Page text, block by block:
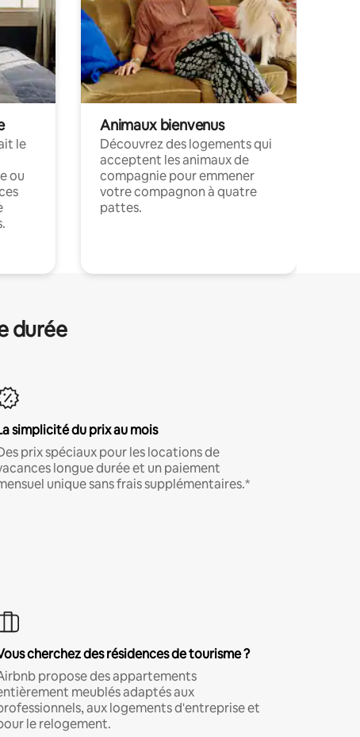
le
ou
Animaux bienvenus
Découvrez des logements qui
acceptent les animaux de
compagnie pour emmener
votre compagnon à quatre
pattes.
durée
simplicité du prix au mois
prix spéciaux pour les locations de
longue durée et un paiement
unique sans frais supplémentaires.*
cherchez des résidences de tourisme ?
propose des appartements
meublés adaptés aux
aux logements d'entreprise et
le relogement.